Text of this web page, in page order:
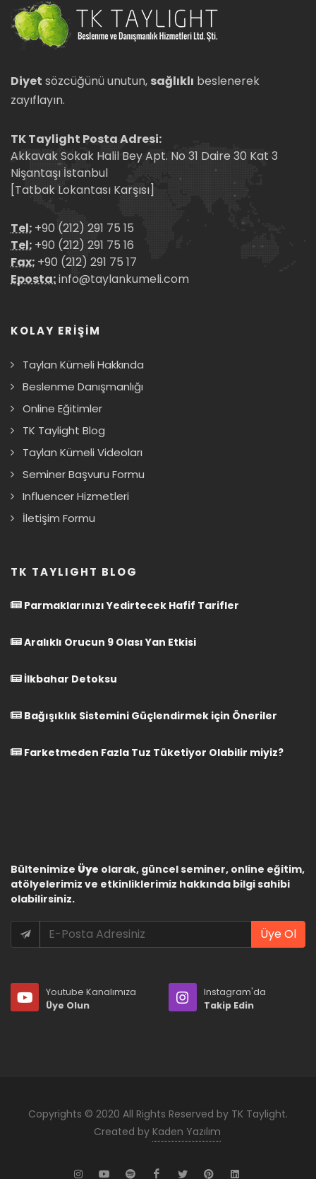
Diyet sözcüğünü unutun, sağlıklı beslenerek
zayıflayın.
TK Taylight Posta Adresi:
Akkavak Sokak Halil Bey Apt. No 31 Daire 30 Kat 3
Nişantaşı İstanbul
[Tatbak Lokantası Karşısı]
Tel: +90 (212) 291 75 15
Tel: +90 (212) 291 75 16
Fax: +90 (212) 291 75 17
Eposta:info@taylankumeli.com
KOLAY ERİŞİM
Taylan Kümeli Hakkında
Beslenme Danışmanlığı
Online Eğitimler
TK Taylight Blog
Taylan Kümeli Videoları
Seminer Başvuru Formu
Influencer Hizmetleri
İletişim Formu
TK TAYLIGHT BLOG
Parmaklarınızı Yedirtecek Hafif Tarifler
Aralıklı Orucun 9 Olası Yan Etkisi
İlkbahar Detoksu
Bağışıklık Sistemini Güçlendirmek için Öneriler
Farketmeden Fazla Tuz Tüketiyor Olabilir miyiz?
Bültenimize Üye olarak, güncel seminer, online eğitim,
atölyelerimiz ve etkinliklerimiz hakkında bilgi sahibi
olabilirsiniz.
Üye Ol
Youtube Kanalımıza
Üye Olun
Instagram'da
Takip Edin
Copyrights © 2020 All Rights Reserved by TK Taylight.
Created by Kaden Yazılım